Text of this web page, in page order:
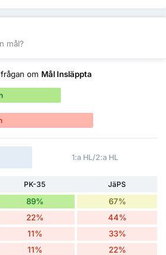
mål?
om Mål Insläppta
1:a HL/2:a HL
PK-35
JäPS
89% 67%
22% 44%
11% 33%
11% 22%